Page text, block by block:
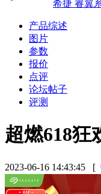
希捷 睿翼
产品综述
图片
参数
报价
点评
论坛帖子
评测
超燃618狂
2023-06-16 14:43:45 [